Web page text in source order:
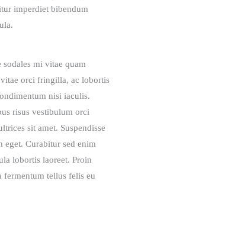
imperdiet bibendum
mi vitae quam
vitae orci fringilla, ac lobortis
nisi iaculis.
risus vestibulum orci
sit amet. Suspendisse
Curabitur sed enim
lobortis laoreet. Proin
fermentum tellus felis eu